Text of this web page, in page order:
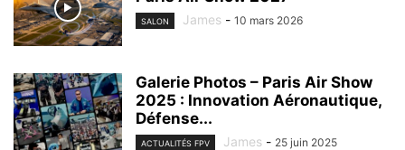
SALON James - 10 mars 2026
Galerie Photos – Paris Air Show
2025 : Innovation Aéronautique,
Défense...
ACTUALITÉS FPV James - 25 juin 2025